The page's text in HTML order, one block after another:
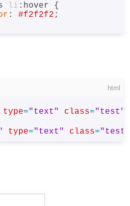
li :hover {
: #f2f2f2 ;
html
type="text" class="test"
type="text" class="test"